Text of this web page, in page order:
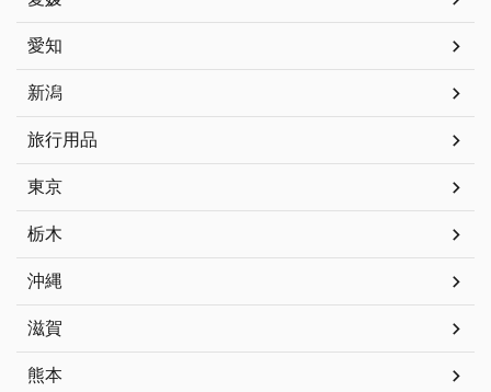
愛知
新潟
旅行用品
東京
栃木
沖縄
滋賀
熊本